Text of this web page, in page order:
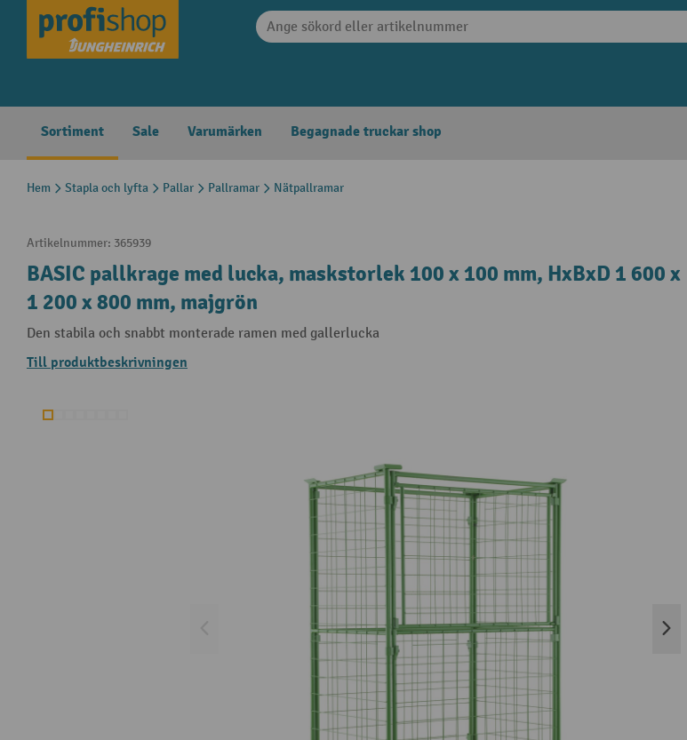
Hoppa till huvudnavigering
Sortiment Sale Varumärken Begagnade truckar shop
Hem Stapla och lyfta Pallar Pallramar Nätpallramar
Artikelnummer: 365939
BASIC pallkrage med lucka, maskstorlek 100 x 100 mm, HxBxD 1 600 x
1 200 x 800 mm, majgrön
Den stabila och snabbt monterade ramen med gallerlucka
Till produktbeskrivningen